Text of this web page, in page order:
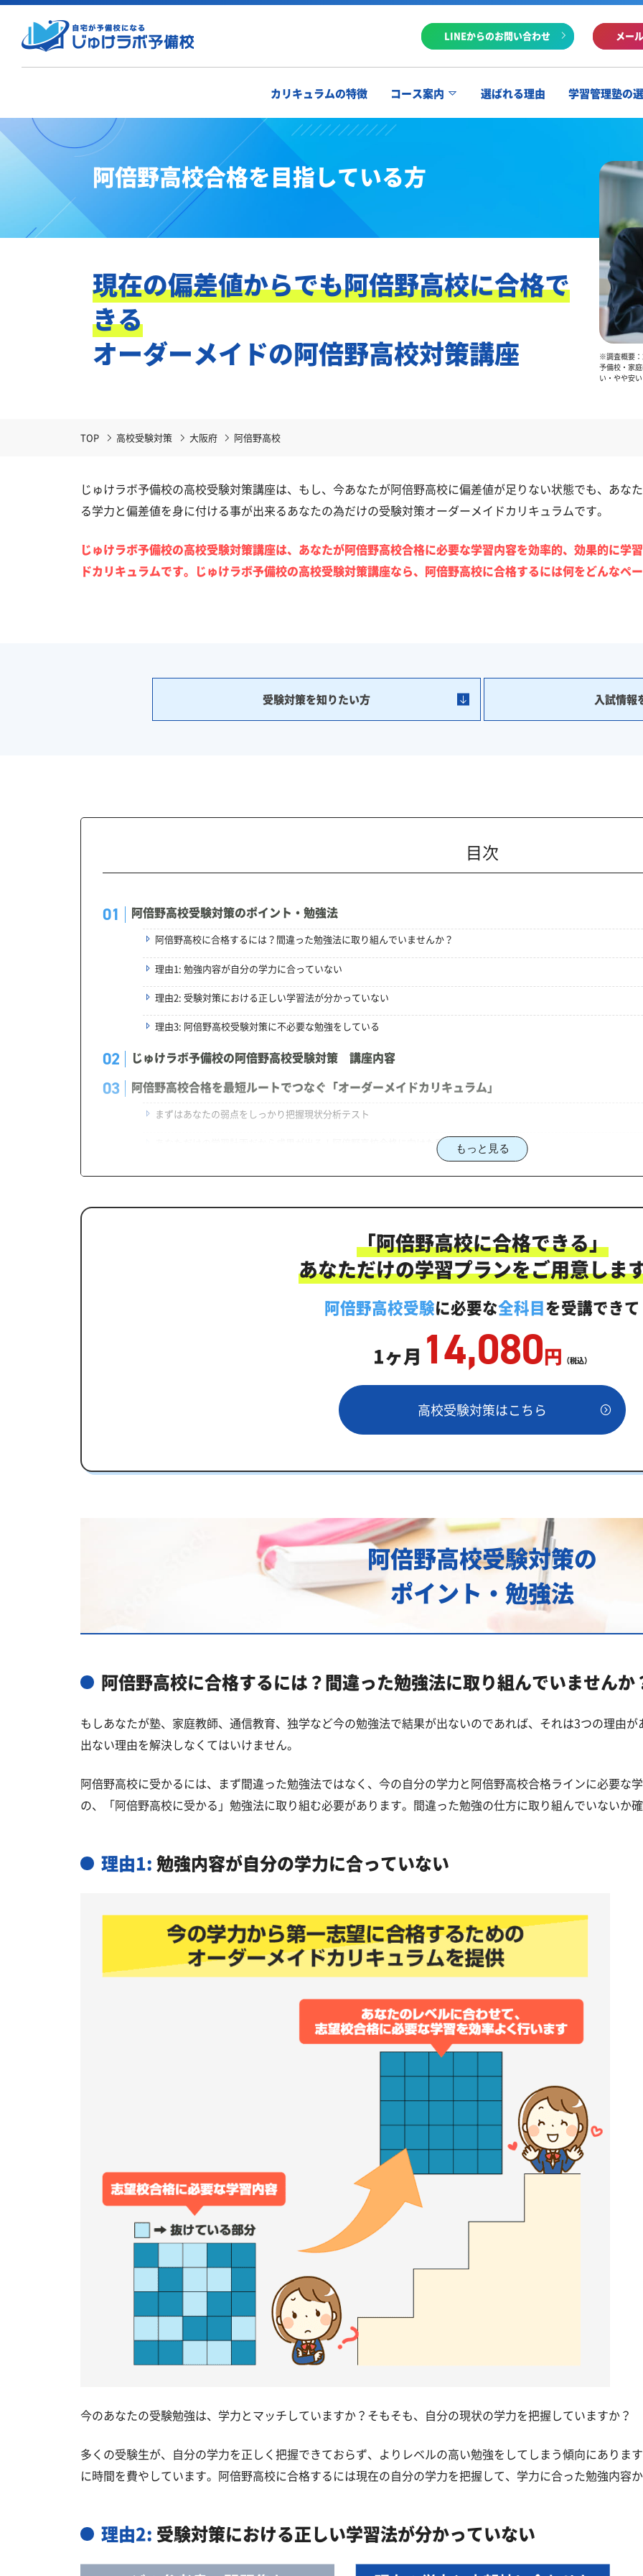
LINEからのお問い合わせ メー
カリキュラムの特徴 コース案内 選ばれる理由 学習管理塾の
阿倍野高校合格を目指している方
現在の偏差値からでも阿倍野高校に合格で
きる
オーダーメイドの阿倍野高校対策講座
※調査概要
予備校・家
い・やや安
TOP 高校受験対策 大阪府 阿倍野高校
じゅけラボ予備校の高校受験対策講座は、もし、今あなたが阿倍野高校に偏差値が足りない状態でも、あな
る学力と偏差値を身に付ける事が出来るあなたの為だけの受験対策オーダーメイドカリキュラムです。
じゅけラボ予備校の高校受験対策講座は、あなたが阿倍野高校合格に必要な学習内容を効率的、効果的に学
ドカリキュラムです。じゅけラボ予備校の高校受験対策講座なら、阿倍野高校に合格するには何をどんなペ
受験対策を知りたい方 入試情報
目次
阿倍野高校受験対策のポイント・勉強法
阿倍野高校に合格するには？間違った勉強法に取り組んでいませんか？
理由1: 勉強内容が自分の学力に合っていない
理由2: 受験対策における正しい学習法が分かっていない
理由3: 阿倍野高校受験対策に不必要な勉強をしている
じゅけラボ予備校の阿倍野高校受験対策 講座内容
阿倍野高校合格を最短ルートでつなぐ「オーダーメイドカリキュラム」
まずはあなたの弱点をしっかり把握現状分析テスト
あなただけの学習計画だから成果が出る！阿倍野高校合格に向けた受験対策カリキュラム
一人でも安心、学習相談
生徒にピッタリ合った「阿倍野高校対策のオーダーメイドカリキュラム」だから成果が出る！
カリキュラムや料金についてお気軽にご相談ください
阿倍野高校の所在地・アクセス
阿倍野高校卒業生の主な大学進学実績
阿倍野高校と偏差値が近い私立・国立高校一覧
大阪市阿倍野区の他の私立高校
もっと見る
「阿倍野高校に合格できる」
あなただけの学習プランをご用意しま
阿倍野高校受験に必要な全科目を受講できて
1ヶ月 14,080円 （税込）
高校受験対策はこちら
阿倍野高校受験対策の
ポイント・勉強法
阿倍野高校に合格するには？間違った勉強法に取り組んでいませんか
もしあなたが塾、家庭教師、通信教育、独学など今の勉強法で結果が出ないのであれば、それは3つの理由
出ない理由を解決しなくてはいけません。
阿倍野高校に受かるには、まず間違った勉強法ではなく、今の自分の学力と阿倍野高校合格ラインに必要な
の、「阿倍野高校に受かる」勉強法に取り組む必要があります。間違った勉強の仕方に取り組んでいないか
理由1:勉強内容が自分の学力に合っていない
今のあなたの受験勉強は、学力とマッチしていますか？そもそも、自分の現状の学力を把握していますか？
多くの受験生が、自分の学力を正しく把握できておらず、よりレベルの高い勉強をしてしまう傾向にありま
に時間を費やしています。阿倍野高校に合格するには現在の自分の学力を把握して、学力に合った勉強内容
理由2: 受験対策における正しい学習法が分かっていない